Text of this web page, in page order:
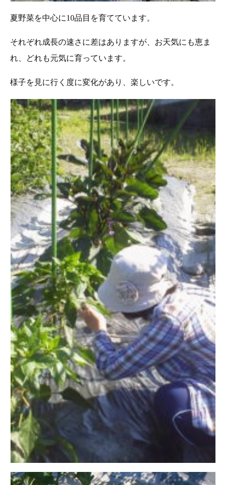
夏野菜を中心に10品目を育てています。
それぞれ成長の速さに差はありますが、お天気にも恵ま
れ、どれも元気に育っています。
様子を見に行く度に変化があり、楽しいです。